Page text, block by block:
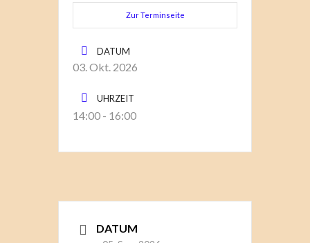
Zur Terminseite
DATUM
03. Okt. 2026
UHRZEIT
14:00 - 16:00
DATUM